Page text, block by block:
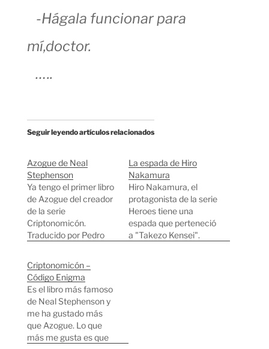
-Hágala funcionar para
mí,doctor.
…..
Seguir leyendo artículos relacionados
Azogue de Neal
Stephenson
Ya tengo el primer libro
de Azogue del creador
de la serie
Criptonomicón.
Traducido por Pedro
un post. Por cierto,
impresionante la
traducción. Cuenta los
comienzos de la
creación de
Criptonomicón la cual
es la protagonista de
La espada de Hiro
Nakamura
Hiro Nakamura, el
protagonista de la serie
Heroes tiene una
espada que perteneció
a "Takezo Kensei".
Criptonomicón –
Código Enigma
Es el libro más famoso
de Neal Stephenson y
me ha gustado más
que Azogue. Lo que
más me gusta es que